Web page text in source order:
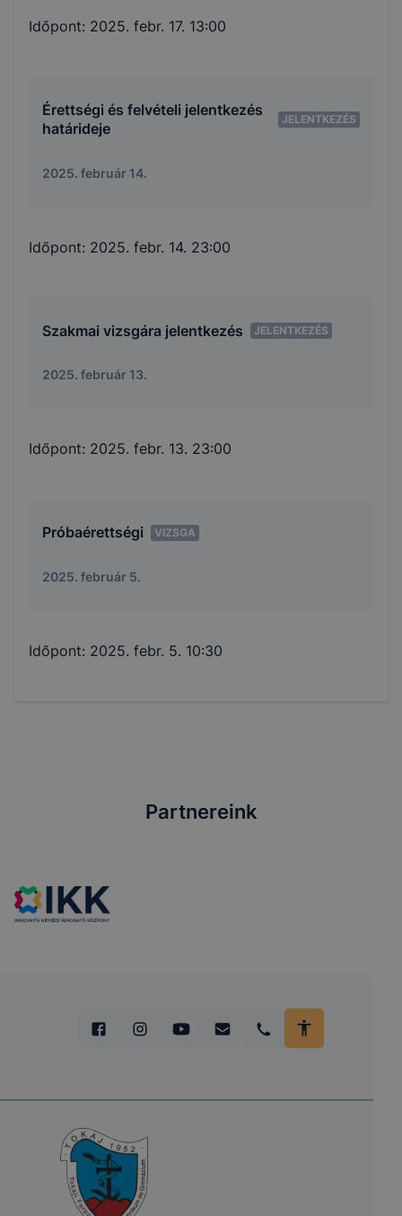
Időpont: 2025. febr. 17. 13:00
Érettségi és felvételi jelentkezés
határideje
JELENTKEZÉS
2025. február 14.
Időpont: 2025. febr. 14. 23:00
Szakmai vizsgára jelentkezés JELENTKEZÉS
2025. február 13.
Időpont: 2025. febr. 13. 23:00
Próbaérettségi VIZSGA
2025. február 5.
Időpont: 2025. febr. 5. 10:30
Partnereink